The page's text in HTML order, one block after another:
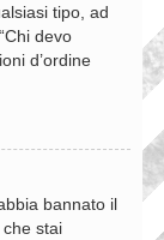
tipo, ad
devo
d’ordine
bannato il
stai